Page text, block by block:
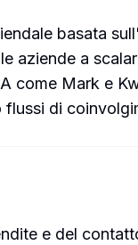
basata
aziende a
come Mark e
di
e del